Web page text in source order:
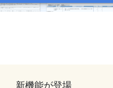
新機能が登場